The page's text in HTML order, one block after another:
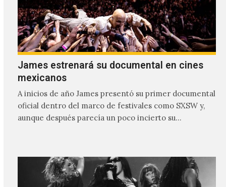
James estrenará su documental en cines
mexicanos
A inicios de año James presentó su primer documental
oficial dentro del marco de festivales como SXSW y,
aunque después parecía un poco incierto su…